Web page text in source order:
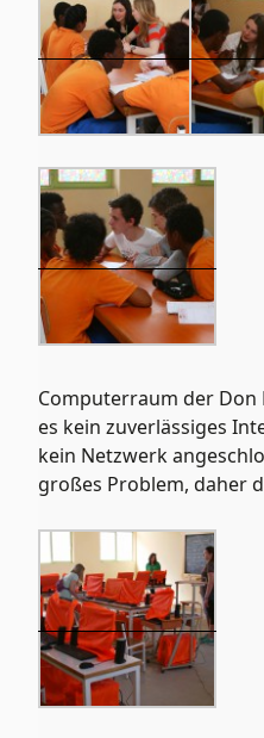
Computerraum der Don
es kein zuverlässiges
kein Netzwerk
großes Problem, daher